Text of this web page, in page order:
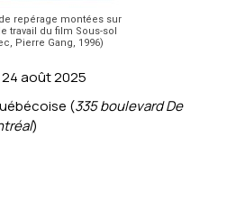
repérage montées sur
travail du film Sous-sol
Pierre Gang, 1996)
24 août 2025
(335 boulevard De
)